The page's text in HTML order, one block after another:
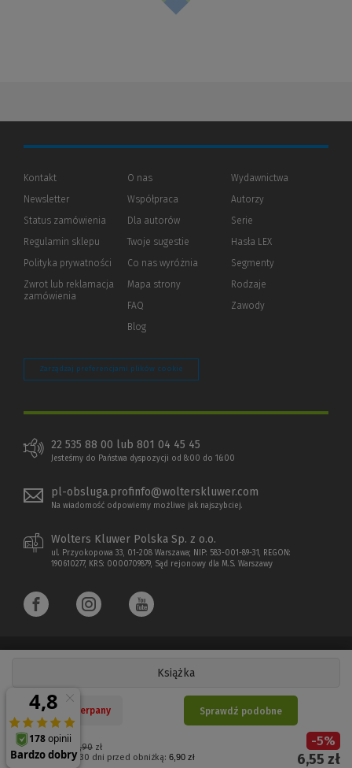
Książka
Cena regularna: 6,90 zł
Najniższa cena z 30 dni przed obniżką:6,90 zł
-5%
6,55 zł
Nakład wyczerpany Sprawdź podobne
Kontakt
Newsletter
Status zamówienia
Regulamin sklepu
Polityka prywatności (Nowe
(Link
innej
Zwrot lub reklamacja
zamówienia
O nas
Współpraca
Dla autorów(Nowe
(Link
innej
Twoje sugestie
Co nas wyróżnia
Mapa strony
FAQ
Blog
Wydawnictwa
Autorzy
Serie
Hasła LEX
Segmenty
Rodzaje
Zawody
Zarządzaj preferencjami plików cookie
22 535 88 00 lub 801 04 45 45
Jesteśmy do Państwa dyspozycji od 8:00 do 16:00
pl-obsluga.profinfo@wolterskluwer.com
Na wiadomość odpowiemy możliwe jak najszybciej.
Wolters Kluwer Polska Sp. z o.o.
ul. Przyokopowa 33, 01-208 Warszawa; NIP: 583-001-89-31, REGON:
190610277, KRS: 0000709879, Sąd rejonowy dla M.S. Warszawy
Copyright 1997 - 2026 Wolters Kluwer Polska Sp. z o.o.
Płatności elektroniczne
(Nowe
okno)
(Link
do